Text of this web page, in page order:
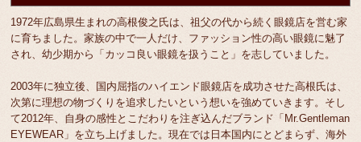
1972年広島県生まれの高根俊之氏は、祖父の代から続く眼鏡店を営む家
に育ちました。家族の中で一人だけ、ファッション性の高い眼鏡に魅了
され、幼少期から「カッコ良い眼鏡を扱うこと」を志していました。
2003年に独立後、国内屈指のハイエンド眼鏡店を成功させた高根氏は、
次第に理想の物づくりを追求したいという想いを強めていきます。そし
て2012年、自身の感性とこだわりを注ぎ込んだブランド「Mr.Gentleman
EYEWEAR」を立ち上げました。現在では日本国内にとどまらず、海外